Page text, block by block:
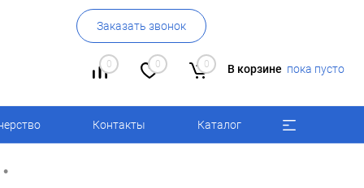
Заказать звонок
0 0 0 В корзине пока пусто
Контакты Каталог
•